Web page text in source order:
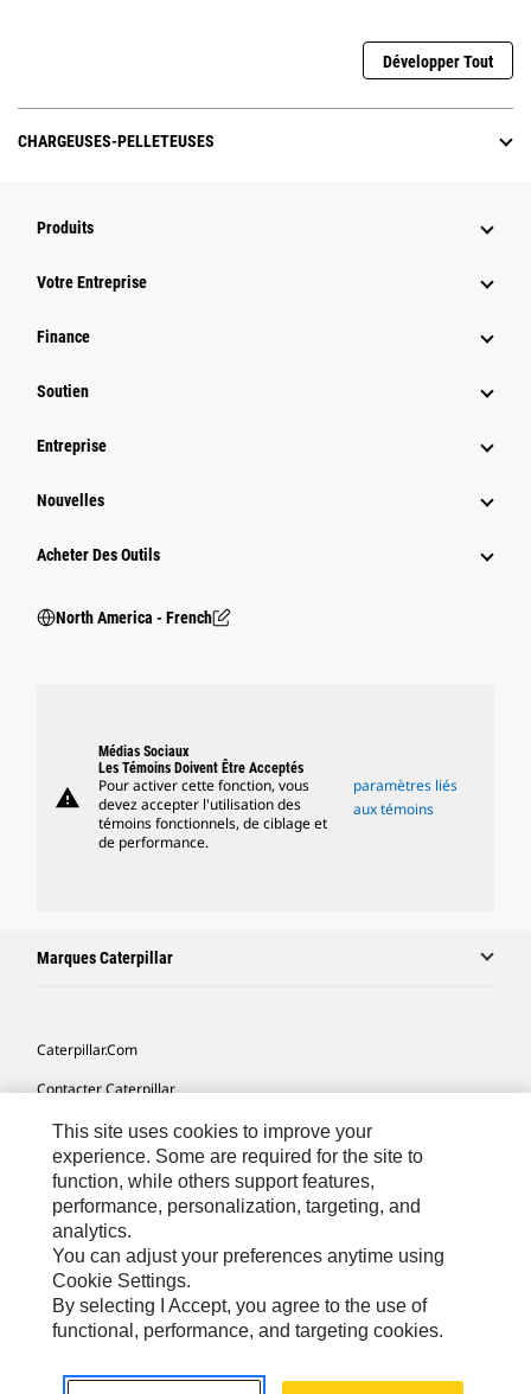
Développer Tout
CHARGEUSES-PELLETEUSES
Produits
Votre Entreprise
Finance
Soutien
Entreprise
Nouvelles
Acheter Des Outils
North America - French
warning
Médias Sociaux
Les Témoins Doivent Être Acceptés
Pour activer cette fonction, vous
devez accepter l'utilisation des
témoins fonctionnels, de ciblage et
de performance.
paramètres liés
aux témoins
Marques Caterpillar
Caterpillar.com
Contacter Caterpillar
Mes Préférences Marketing
Plan Du Site
Cookie Settings
Légales
Confidentialité
North America - French© 2026 Caterpillar. Tous droits réservés.
This site uses cookies to improve your
experience. Some are required for the site to
function, while others support features,
performance, personalization, targeting, and
analytics.
You can adjust your preferences anytime using
Cookie Settings.
By selecting I Accept, you agree to the use of
functional, performance, and targeting cookies.